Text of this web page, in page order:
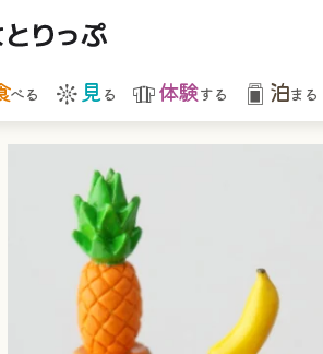
べる 見 る 体験する 泊まる